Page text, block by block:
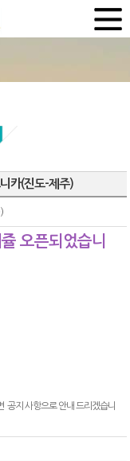
카(진도-제주)
오픈되었습니
공지 사항으로 안내 드리겠습니